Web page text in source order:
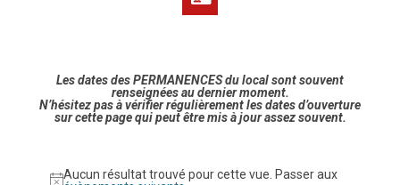
Les dates des PERMANENCES du local sont souvent
renseignées au dernier moment.
N’hésitez pas à vérifier régulièrement les dates d’ouverture
sur cette page qui peut être mis à jour assez souvent.
Aucun résultat trouvé pour cette vue. Passer aux